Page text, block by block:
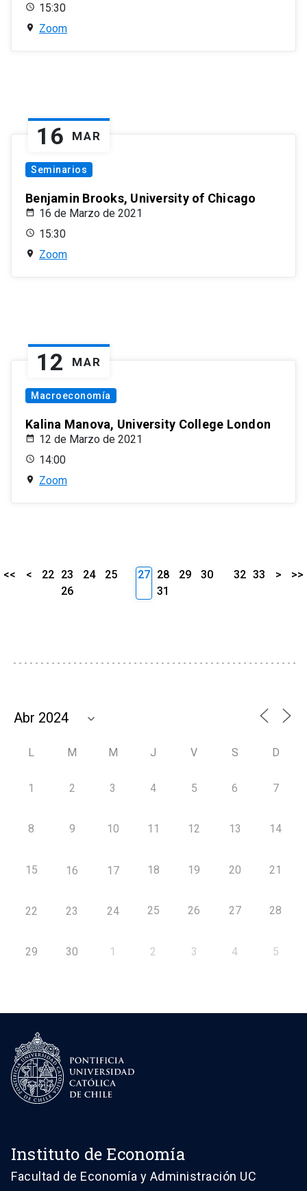
15:30
Zoom
16 MAR
Seminarios
Benjamin Brooks, University of Chicago
16 de Marzo de 2021
15:30
Zoom
12 MAR
Macroeconomía
Kalina Manova, University College London
12 de Marzo de 2021
14:00
Zoom
<< < 22 23 24
25
26
27 28 29
30
31
32 33 > >>
L M M J V S D
1 2 3 4 5 6 7
8 9 10 11 12 13 14
15 16 17 18 19 20 21
22 23 24 25 26 27 28
29 30 1 2 3 4 5
Instituto de Economía
Facultad de Economía y Administración UC